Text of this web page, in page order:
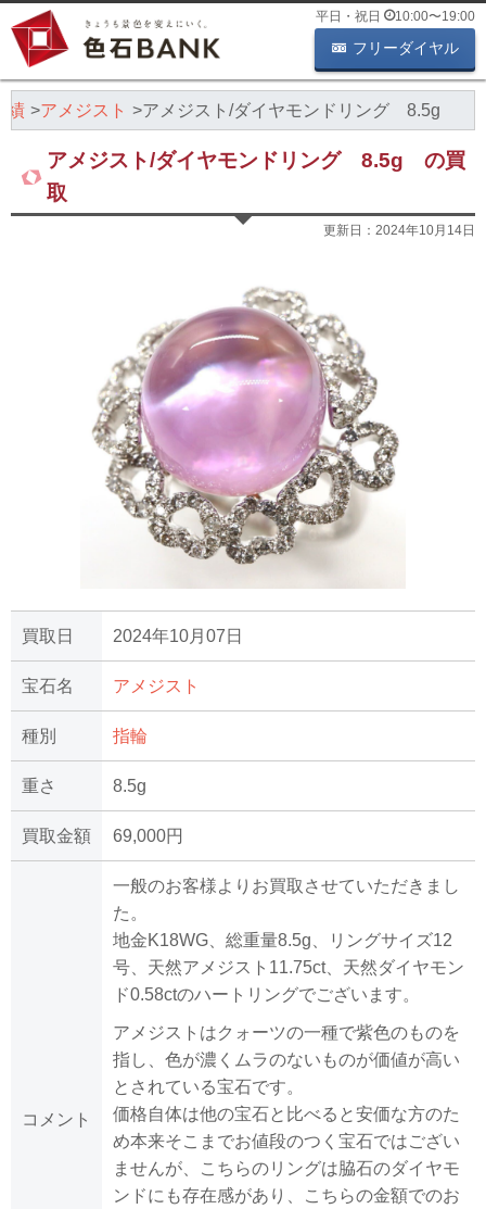
平日・祝日 10:00〜19:00
フリーダイヤル
績 アメジスト アメジスト/ダイヤモンドリング 8.5g
アメジスト/ダイヤモンドリング 8.5g の買
取
更新日： 2024年10月14日
買取日 2024年10月07日
宝石名 アメジスト
種別 指輪
重さ 8.5g
買取金額 69,000円
コメント
一般のお客様よりお買取させていただきまし
た。
地金K18WG、総重量8.5g、リングサイズ12
号、天然アメジスト11.75ct、天然ダイヤモン
ド0.58ctのハートリングでございます。
アメジストはクォーツの一種で紫色のものを
指し、色が濃くムラのないものが価値が高い
とされている宝石です。
価格自体は他の宝石と比べると安価な方のた
め本来そこまでお値段のつく宝石ではござい
ませんが、こちらのリングは脇石のダイヤモ
ンドにも存在感があり、こちらの金額でのお